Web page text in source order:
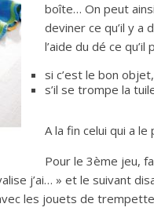
boîte… On peut
deviner ce qu’il y a
l’aide du dé ce
si c’est le bon
s’il se trompe la
A la fin celui qui a
Pour le 3ème jeu,
j’ai… » et le suivant
les jouets de